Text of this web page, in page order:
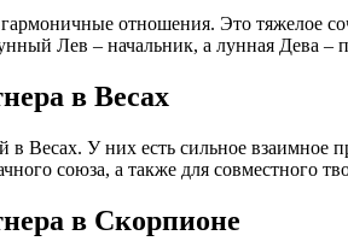
отношения. Это тяжелое
Лев – начальник, а лунная Дева –
в Весах
Весах. У них есть сильное
союза, а также для совместного
в Скорпионе